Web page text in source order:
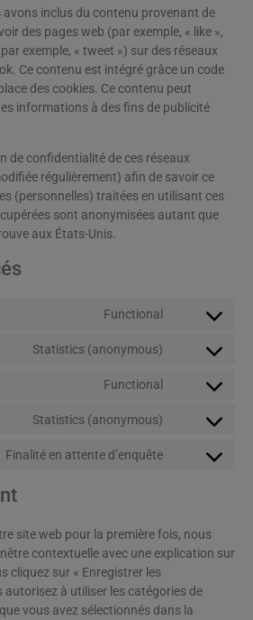
inclus du contenu provenant de
des pages web (par exemple, « like »,
exemple, « tweet ») sur des réseaux
Ce contenu est intégré grâce un code
des cookies. Ce contenu peut
informations à des fins de publicité
de confidentialité de ces réseaux
régulièrement) afin de savoir ce
(personnelles) traitées en utilisant ces
sont anonymisées autant que
aux États-Unis.
Functional
Statistics (anonymous)
Functional
Statistics (anonymous)
Finalité en attente d’enquête
site web pour la première fois, nous
contextuelle avec une explication sur
cliquez sur « Enregistrer les
autorisez à utiliser les catégories de
vous avez sélectionnés dans la